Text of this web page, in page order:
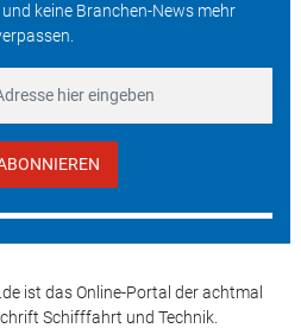
keine Branchen-News mehr
ist das Online-Portal der achtmal
Schifffahrt und Technik.